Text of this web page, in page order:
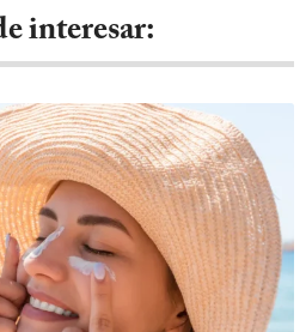
interesar: